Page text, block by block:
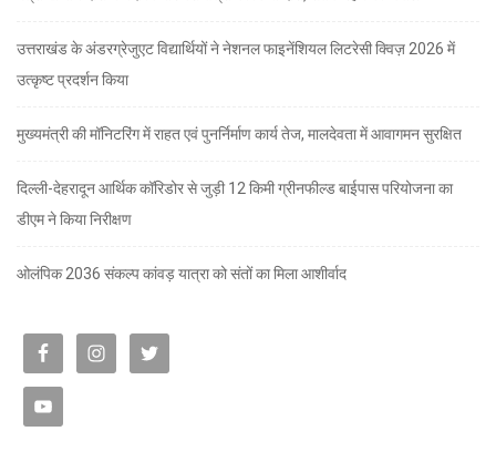
उत्तराखंड के अंडरग्रेजुएट विद्यार्थियों ने नेशनल फाइनेंशियल लिटरेसी क्विज़ 2026 में
उत्कृष्ट प्रदर्शन किया
मुख्यमंत्री की मॉनिटरिंग में राहत एवं पुनर्निर्माण कार्य तेज, मालदेवता में आवागमन सुरक्षित
दिल्ली-देहरादून आर्थिक कॉरिडोर से जुड़ी 12 किमी ग्रीनफील्ड बाईपास परियोजना का
डीएम ने किया निरीक्षण
ओलंपिक 2036 संकल्प कांवड़ यात्रा को संतों का मिला आशीर्वाद